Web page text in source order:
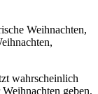
wahrscheinlich
geben,